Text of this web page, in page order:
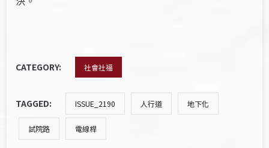
CATEGORY: 社會社福
TAGGED: ISSUE_2190 人行道 地下化
試院路 電線桿